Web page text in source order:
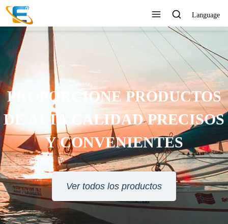
Language
PROPORCIONE PRODUCTOS
DE ALTA CALIDAD PRECISOS
Y CONVENIENTES
Ver todos los productos